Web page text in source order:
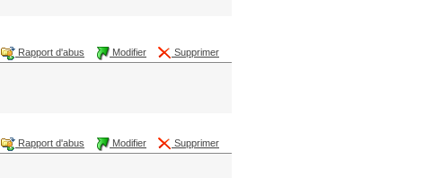
Rapport d'abus Modifier Supprimer
Rapport d'abus Modifier Supprimer